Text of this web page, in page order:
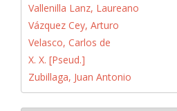
Vallenilla Lanz, Laureano
Vázquez Cey, Arturo
Velasco, Carlos de
X. X. [Pseud.]
Zubillaga, Juan Antonio